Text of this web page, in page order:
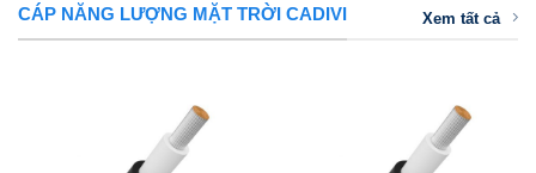
CÁP NĂNG LƯỢNG MẶT TRỜI CADIVI Xem tất cả